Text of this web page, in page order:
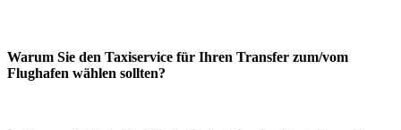
Warum Sie den Taxiservice für Ihren Transfer zum/vom
Flughafen wählen sollten?